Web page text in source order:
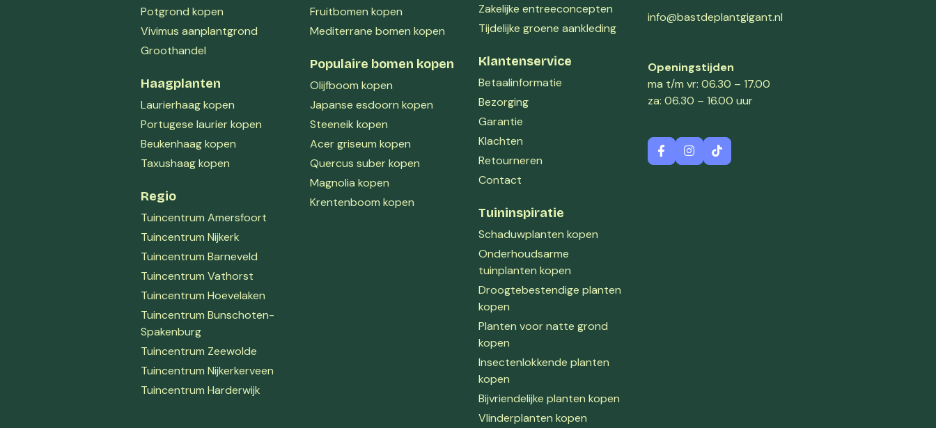
Potgrond kopen
Vivimus aanplantgrond
Groothandel
Haagplanten
Laurierhaag kopen
Portugese laurier kopen
Beukenhaag kopen
Taxushaag kopen
Regio
Tuincentrum Amersfoort
Tuincentrum Nijkerk
Tuincentrum Barneveld
Tuincentrum Vathorst
Tuincentrum Hoevelaken
Tuincentrum Bunschoten-
Spakenburg
Tuincentrum Zeewolde
Tuincentrum Nijkerkerveen
Tuincentrum Harderwijk
Fruitbomen kopen
Mediterrane bomen kopen
Populaire bomen kopen
Olijfboom kopen
Japanse esdoorn kopen
Steeneik kopen
Acer griseum kopen
Quercus suber kopen
Magnolia kopen
Krentenboom kopen
Zakelijke entreeconcepten
Tijdelijke groene aankleding
Klantenservice
Betaalinformatie
Bezorging
Garantie
Klachten
Retourneren
Contact
Tuininspiratie
Schaduwplanten kopen
Onderhoudsarme
tuinplanten kopen
Droogtebestendige planten
kopen
Planten voor natte grond
kopen
Insectenlokkende planten
kopen
Bijvriendelijke planten kopen
Vlinderplanten kopen
info@bastdeplantgigant.nl
Openingstijden
ma t/m vr: 06.30 – 17.00
za: 06.30 – 16.00 uur